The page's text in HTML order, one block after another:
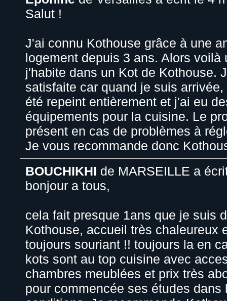
Salut !
J'ai connu Kothouse grâce à une
logement depuis 3 ans. Alors voilà
j'habite dans un Kot de Kothouse.
satisfaite car quand je suis
été repeint entièrement et j'ai eu
équipements pour la cuisine. Le
présent en cas de problèmes à
Je vous recommande donc
BOUCHIKHI de MARSEILLE a
bonjour a tous,
cela fait presque 1ans que je suis
Kothouse, accueil très chaleureux
toujours souriant !! toujours la en
kots sont au top cuisine avec
chambres meublées et prix très
pour commencée ses études dans